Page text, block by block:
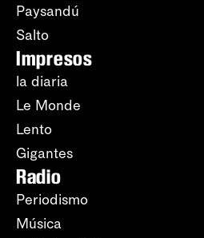
Paysandú
Salto
Impresos
la diaria
Le Monde
Lento
Gigantes
Radio
Periodismo
Música